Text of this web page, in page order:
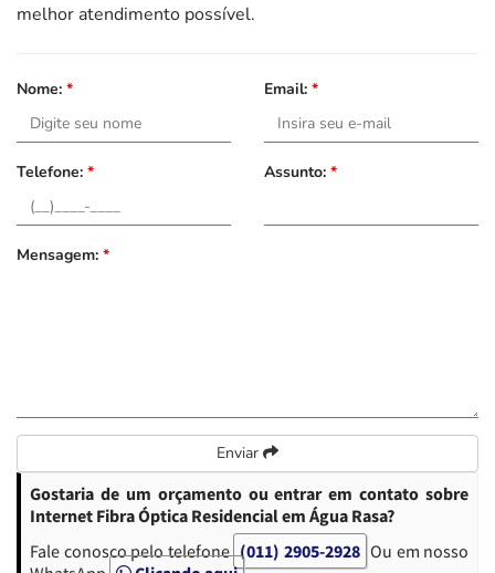
melhor atendimento possível.
Nome: * Email: *
Telefone: * Assunto: *
Mensagem: *
Enviar
Gostaria de um orçamento ou entrar em contato sobre
Internet Fibra Óptica Residencial em Água Rasa?
Fale conosco pelo telefone (011) 2905-2928 Ou em nosso